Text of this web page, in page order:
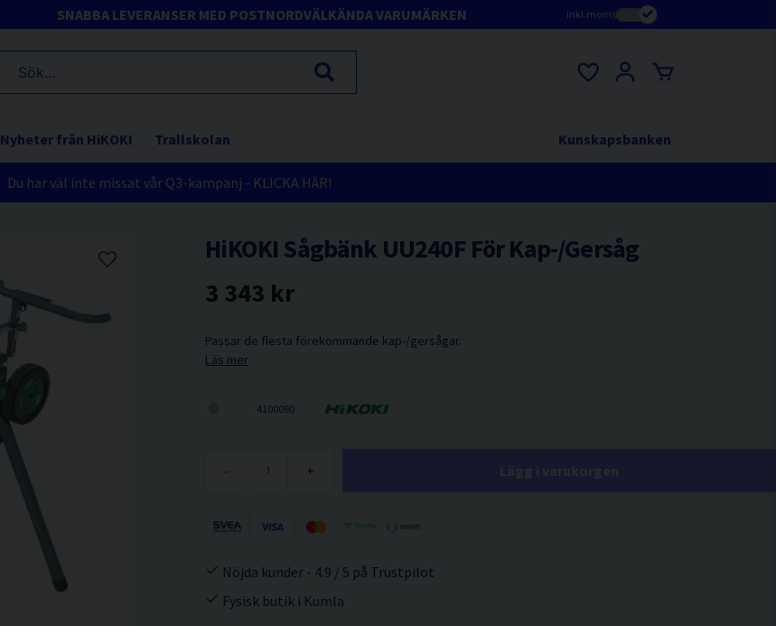
SNABBA LEVERANSER MED POSTNORDVÄLKÄNDA VARUMÄRKEN Inkl.moms
Nyheter från HiKOKI Trallskolan Kunskapsbanken
Du har väl inte missat vår Q3-kampanj - KLICKA HÄR!
HiKOKI Sågbänk UU240F För Kap-/Gersåg
3 343 kr
Passar de flesta förekommande kap-/gersågar.
Läs mer
4100090
- +
Nöjda kunder - 4.9 / 5 på Trustpilot
Fysisk butik i Kumla